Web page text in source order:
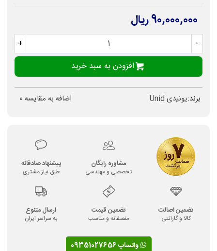
90,000,000 ریال
-
+
افزودن به سبد خرید
برند:یونیدی Unid اضافه به مقایسه 0
مشاوره رایگان
تخصصی و مهندسی
پیشنهاد صادقانه
طبق نیاز مشتری
تضمین اصالت
کالا و گارانتی
تضمین قیمت
منصفانه و مناسب
ارسال متنوع
به سراسر ایران
واتساپ 09351027656